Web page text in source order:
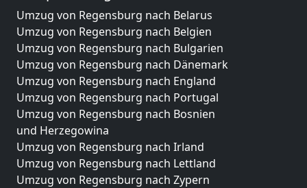
Umzug von Regensburg nach Belarus
Umzug von Regensburg nach Belgien
Umzug von Regensburg nach Bulgarien
Umzug von Regensburg nach Dänemark
Umzug von Regensburg nach England
Umzug von Regensburg nach Portugal
Umzug von Regensburg nach Bosnien
und Herzegowina
Umzug von Regensburg nach Irland
Umzug von Regensburg nach Lettland
Umzug von Regensburg nach Zypern